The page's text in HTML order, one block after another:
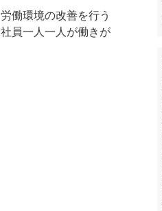
労働環境の改善を行う
社員一人一人が働きが